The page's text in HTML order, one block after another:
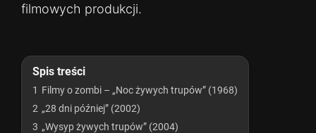
filmowych produkcji.
Spis treści
1 Filmy o zombi – „Noc żywych trupów” (1968)
2 „28 dni później” (2002)
3 „Wysyp żywych trupów” (2004)